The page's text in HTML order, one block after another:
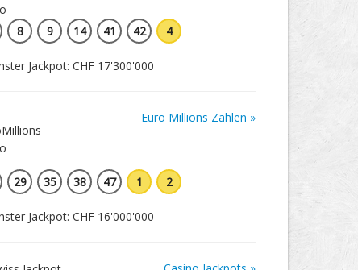
8 9 14 41 42 4
Jackpot: CHF 17'300'000
Euro Millions Zahlen »
29 35 38 47 1 2
Jackpot: CHF 16'000'000